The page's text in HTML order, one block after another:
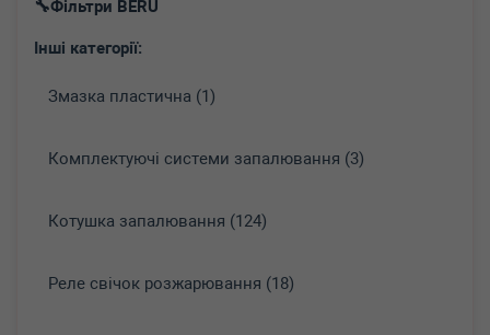
Фільтри BERU
Інші категорії:
Змазка пластична (1)
Комплектуючі системи запалювання (3)
Котушка запалювання (124)
Реле свічок розжарювання (18)